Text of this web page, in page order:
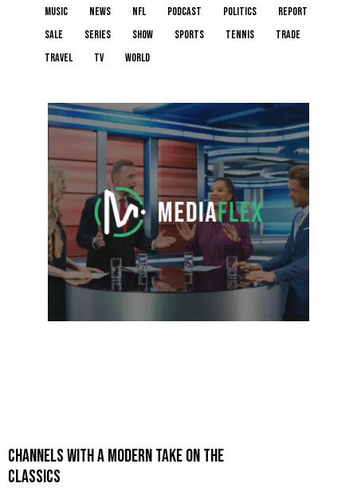
music
news NFL podcast politics
report
sale
series show sports tennis
trade
travel
tv world
CHANNELS WITH A MODERN TAKE ON THE
CLASSICS